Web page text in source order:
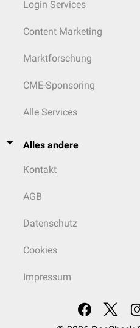
Login Services
Content Marketing
Marktforschung
CME-Sponsoring
Alle Services
Alles andere
Kontakt
AGB
Datenschutz
Cookies
Impressum